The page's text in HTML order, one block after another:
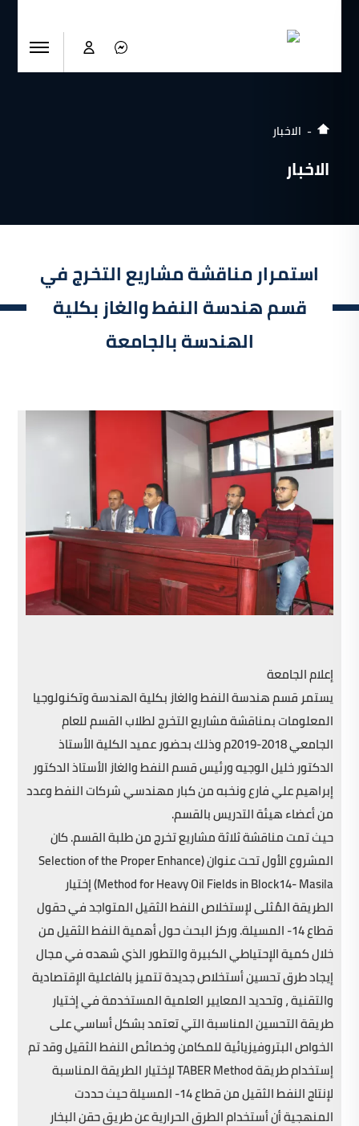
الاخبار
الاخبار
استمرار مناقشة مشاريع التخرج في
قسم هندسة النفط والغاز بكلية
الهندسة بالجامعة
إعلام الجامعة
يستمر قسم هندسة النفط والغاز بكلية الهندسة وتكنولوجيا
المعلومات بمناقشة مشاريع التخرج لطلاب القسم للعام
الجامعي 2018-2019م وذلك بحضور عميد الكلية الأستاذ
الدكتور خليل الوجيه ورئيس قسم النفط والغاز الأستاذ الدكتور
إبراهيم علي فارع ونخبه من كبار مهندسي شركات النفط وعدد
من أعضاء هيئة التدريس بالقسم.
حيث تمت مناقشة ثلاثة مشاريع تخرج من طلبة القسم. كان
المشروع الأول تحت عنوان (Selection of the Proper Enhance
Method for Heavy Oil Fields in Block14- Masila) إختيار
الطريقة المٌثلى لإستخلاص النفط الثقيل المتواجد في حقول
قطاع 14- المسيلة. وركز البحث حول أهمية النفط الثقيل من
خلال كمية الإحتياطي الكبيرة والتطور الذي شهده في مجال
إيجاد طرق تحسين أستخلاص جديدة تتميز بالفاعلية الإقتصادية
والتقنية ، وتحديد المعايير العلمية المستخدمة في إختيار
طريقة التحسين المناسبة التي تعتمد بشكل أساسي على
الخواص البتروفيزيائية للمكامن وخصائص النفط الثقيل وقد تم
إستخدام طريقة TABER Method لإختيار الطريقة المناسبة
لإنتاج النفط الثقيل من قطاع 14- المسيلة حيث حددت
المنهجية أن أستخدام الطرق الحرارية عن طريق حقن البخار